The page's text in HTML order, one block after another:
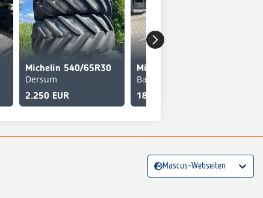
Michelin 540/65R30
Dersum
2.250 EUR 18.138 EUR
Mascus-Webseiten